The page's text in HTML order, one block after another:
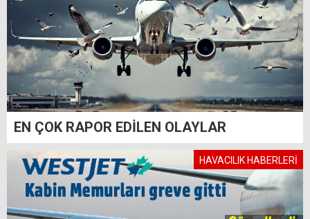
EN ÇOK RAPOR EDİLEN OLAYLAR
HAVACILIK HABERLERİ